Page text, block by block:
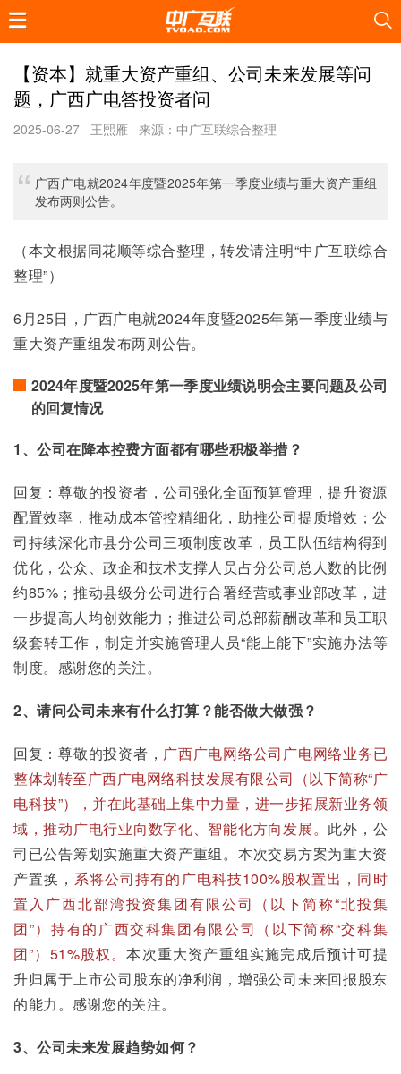
【资本】就重大资产重组、公司未来发展等问
题，广西广电答投资者问
2025-06-27 王熙雁 来源：中广互联综合整理
广西广电就2024年度暨2025年第一季度业绩与重大资产重组
发布两则公告。
（本文根据同花顺等综合整理，转发请注明“中广互联综合
整理”）
6月25日，广西广电就2024年度暨2025年第一季度业绩与
重大资产重组发布两则公告。
2024年度暨2025年第一季度业绩说明会主要问题及公司
的回复情况
1、公司在降本控费方面都有哪些积极举措？
回复：尊敬的投资者，公司强化全面预算管理，提升资源
配置效率，推动成本管控精细化，助推公司提质增效；公
司持续深化市县分公司三项制度改革，员工队伍结构得到
优化，公众、政企和技术支撑人员占分公司总人数的比例
约85%；推动县级分公司进行合署经营或事业部改革，进
一步提高人均创效能力；推进公司总部薪酬改革和员工职
级套转工作，制定并实施管理人员“能上能下”实施办法等
制度。感谢您的关注。
2、请问公司未来有什么打算？能否做大做强？
回复：尊敬的投资者， 广西广电网络公司广电网络业务已
整体划转至广西广电网络科技发展有限公司（以下简称“广
电科技”），并在此基础上集中力量，进一步拓展新业务领
域，推动广电行业向数字化、智能化方向发展。 此外，公
司已公告筹划实施重大资产重组。本次交易方案为重大资
产置换， 系将公司持有的广电科技100%股权置出，同时
置入广西北部湾投资集团有限公司（以下简称“北投集
团”）持有的广西交科集团有限公司（以下简称“交科集
团”）51%股权。本次重大资产重组实施完成后预计可提
升归属于上市公司股东的净利润，增强公司未来回报股东
的能力。感谢您的关注。
3、公司未来发展趋势如何？